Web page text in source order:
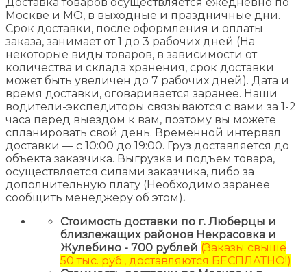
Доставка товаров осуществляется ежедневно по
Москве и МО, в выходные и праздничные дни.
Срок доставки, после оформления и оплаты
заказа, занимает от 1 до 3 рабочих дней (На
некоторые виды товаров, в зависимости от
количества и склада хранения, срок доставки
может быть увеличен до 7 рабочих дней). Дата и
время доставки, оговаривается заранее. Наши
водители-экспедиторы связываются с вами за 1-2
часа перед выездом к вам, поэтому вы можете
спланировать свой день. Временной интервал
доставки — с 10:00 до 19:00. Груз доставляется до
объекта заказчика. Выгрузка и подъем товара,
осуществляется силами заказчика, либо за
дополнительную плату (Необходимо заранее
сообщить менеджеру об этом).
Стоимость доставки по г. Люберцы и
близлежащих районов Некрасовка и
Жулебино - 700 рублей (Заказы свыше
50 тыс. руб., доставляются БЕСПЛАТНО!)